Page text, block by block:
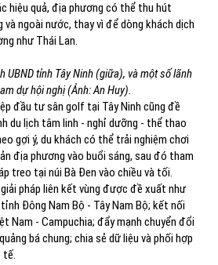
hiệu quả, địa phương có thể thu hút
ngoài nước, thay vì để dòng khách dịch
như Thái Lan.
UBND tỉnh Tây Ninh (giữa), và một số lãnh
dự hội nghị (Ảnh: An Huy).
đầu tư sân golf tại Tây Ninh cũng đề
du lịch tâm linh - nghỉ dưỡng - thể thao
gợi ý, du khách có thể trải nghiệm chơi
địa phương vào buổi sáng, sau đó tham
treo tại núi Bà Đen vào chiều và tối.
pháp liên kết vùng được đề xuất như
Đông Nam Bộ - Tây Nam Bộ; kết nối
Nam - Campuchia; đẩy mạnh chuyển đổi
bá chung; chia sẻ dữ liệu và phối hợp
tế.